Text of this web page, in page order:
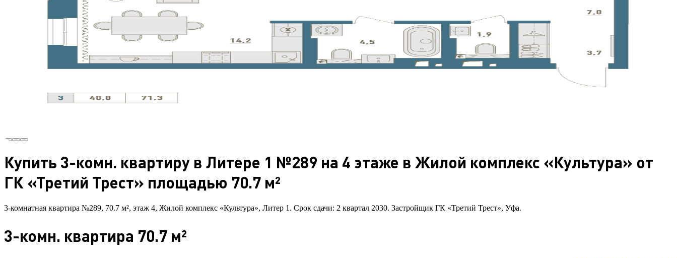
Купить 3-комн. квартиру в Литере 1 №289 на 4 этаже в Жилой комплекс «Культура» от
ГК «Третий Трест» площадью 70.7 м²
3-комнатная квартира №289, 70.7 м², этаж 4, Жилой комплекс «Культура», Литер 1. Срок сдачи: 2 квартал 2030. Застройщик ГК «Третий Трест», Уфа.
3-комн. квартира 70.7 м²